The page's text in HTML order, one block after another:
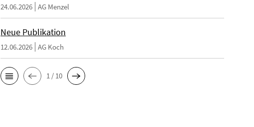
24.06.2026 AG Menzel
Neue Publikation
12.06.2026 AG Koch
1 / 10